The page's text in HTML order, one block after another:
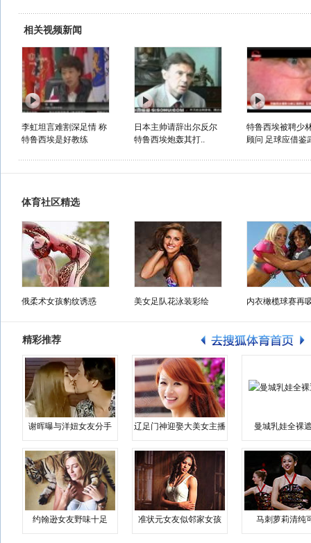
相关视频新闻
李虹坦言难割深足情 称
特鲁西埃是好教练
日本主帅请辞出尔反尔
特鲁西埃炮轰其打..
特鲁西埃被聘少
顾问 足球应借鉴
体育社区精选
俄柔术女孩豹纹诱惑 美女足队花泳装彩绘 内衣橄榄球赛再
精彩推荐
谢晖曝与洋妞女友分手 辽足门神迎娶大美女主播 曼城乳娃全裸
约翰逊女友野味十足 准状元女友似邻家女孩 马刺萝莉清纯